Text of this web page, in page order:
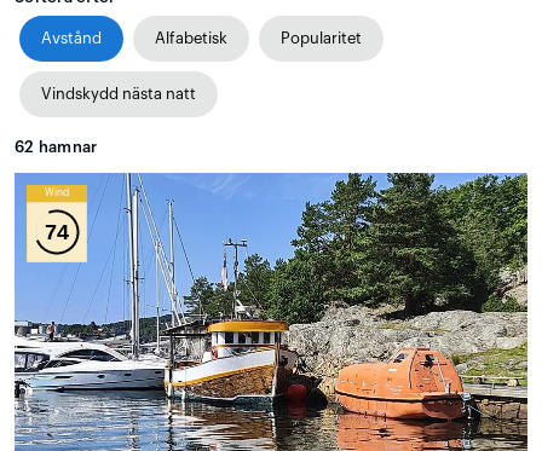
Avstånd Alfabetisk Popularitet
Vindskydd nästa natt
62 hamnar
Wind
74